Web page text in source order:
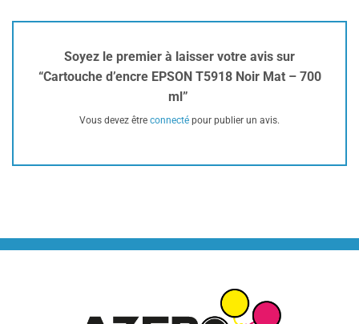
Soyez le premier à laisser votre avis sur
“Cartouche d’encre EPSON T5918 Noir Mat – 700
ml”
Vous devez être connecté pour publier un avis.